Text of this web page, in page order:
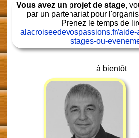
Vous avez un projet de stage,
par un partenariat pour
Prenez le temps de
alacroiseedevospassions.fr/
stages-ou-
à bientôt